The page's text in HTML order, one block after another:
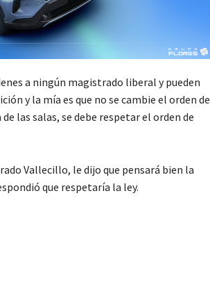
a ningún magistrado liberal y pueden
y la mía es que no se cambie el orden de
las salas, se debe respetar el orden de
Vallecillo, le dijo que pensará bien la
que respetaría la ley.